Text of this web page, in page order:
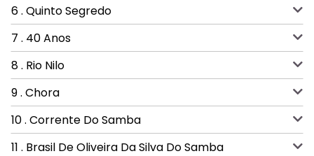
6 . Quinto Segredo
7 . 40 Anos
8 . Rio Nilo
9 . Chora
10 . Corrente Do Samba
11 . Brasil De Oliveira Da Silva Do Samba